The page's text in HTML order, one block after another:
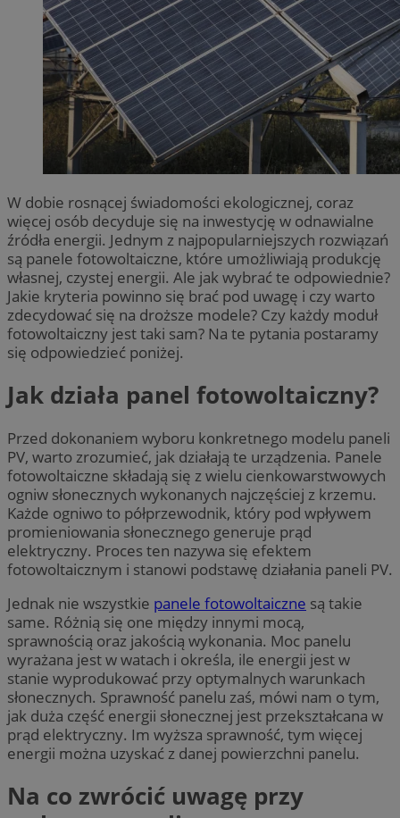
W dobie rosnącej świadomości ekologicznej, coraz
więcej osób decyduje się na inwestycję w odnawialne
źródła energii. Jednym z najpopularniejszych rozwiązań
są panele fotowoltaiczne, które umożliwiają produkcję
własnej, czystej energii. Ale jak wybrać te odpowiednie?
Jakie kryteria powinno się brać pod uwagę i czy warto
zdecydować się na droższe modele? Czy każdy moduł
fotowoltaiczny jest taki sam? Na te pytania postaramy
się odpowiedzieć poniżej.
Jak działa panel fotowoltaiczny?
Przed dokonaniem wyboru konkretnego modelu paneli
PV, warto zrozumieć, jak działają te urządzenia. Panele
fotowoltaiczne składają się z wielu cienkowarstwowych
ogniw słonecznych wykonanych najczęściej z krzemu.
Każde ogniwo to półprzewodnik, który pod wpływem
promieniowania słonecznego generuje prąd
elektryczny. Proces ten nazywa się efektem
fotowoltaicznym i stanowi podstawę działania paneli PV.
Jednak nie wszystkie panele fotowoltaiczne są takie
same. Różnią się one między innymi mocą,
sprawnością oraz jakością wykonania. Moc panelu
wyrażana jest w watach i określa, ile energii jest w
stanie wyprodukować przy optymalnych warunkach
słonecznych. Sprawność panelu zaś, mówi nam o tym,
jak duża część energii słonecznej jest przekształcana w
prąd elektryczny. Im wyższa sprawność, tym więcej
energii można uzyskać z danej powierzchni panelu.
Na co zwrócić uwagę przy